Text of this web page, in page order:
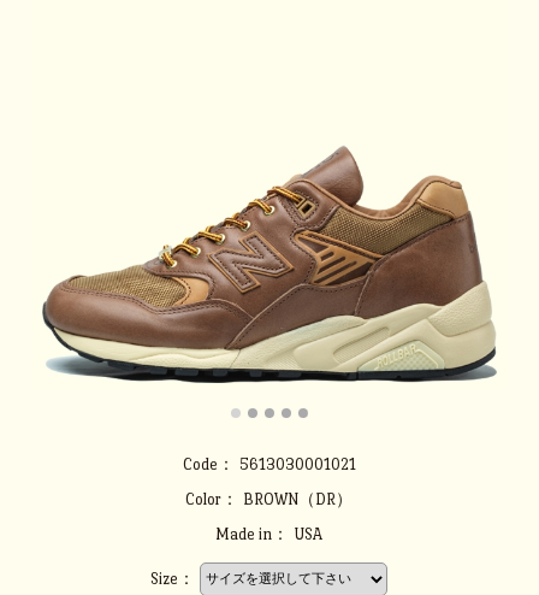
Code：
5613030001021
Color：
BROWN（DR）
Made in：
USA
Size：